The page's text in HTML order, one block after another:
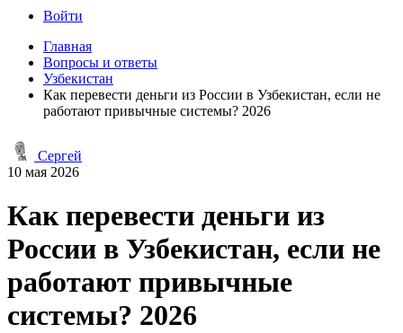
Войти
Главная
Вопросы и ответы
Узбекистан
Как перевести деньги из России в Узбекистан, если не
работают привычные системы? 2026
Сергей
10 мая 2026
Как перевести деньги из
России в Узбекистан, если не
работают привычные
системы? 2026